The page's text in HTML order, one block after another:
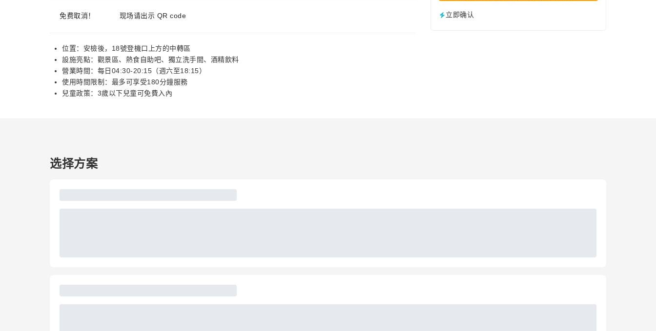
免费取消！ 现场请出示 QR code
位置：安檢後，18號登機口上方的中轉區
設施亮點：觀景區、熱食自助吧、獨立洗手間、酒精飲料
營業時間：每日04:30-20:15（週六至18:15）
使用時間限制：最多可享受180分鐘服務
兒童政策：3歲以下兒童可免費入內
立即确认
选择方案